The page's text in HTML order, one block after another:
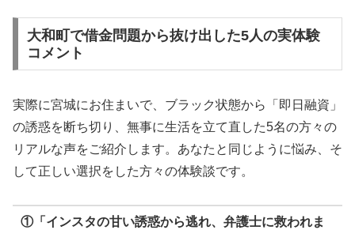
大和町で借金問題から抜け出した5人の実体験
コメント
実際に宮城にお住まいで、ブラック状態から「即日融資」
の誘惑を断ち切り、無事に生活を立て直した5名の方々の
リアルな声をご紹介します。あなたと同じように悩み、そ
して正しい選択をした方々の体験談です。
①「インスタの甘い誘惑から逃れ、弁護士に救われま